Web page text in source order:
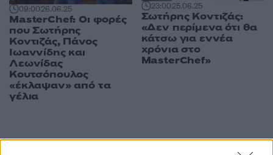
09:0026.06.25
MasterChef: Οι φορές
που Σωτήρης
Κοντιζάς, Πάνος
Ιωαννίδης και
Λεωνίδας
Κουτσόπουλος
«έκλαψαν» από τα
γέλια
23:0025.06.25
Σωτήρης Κοντιζάς:
«Δεν περίμενα ότι θα
κάτσω για εννέα
χρόνια στο
MasterChef»
ΔΙΑΦΗΜΙΣΗ